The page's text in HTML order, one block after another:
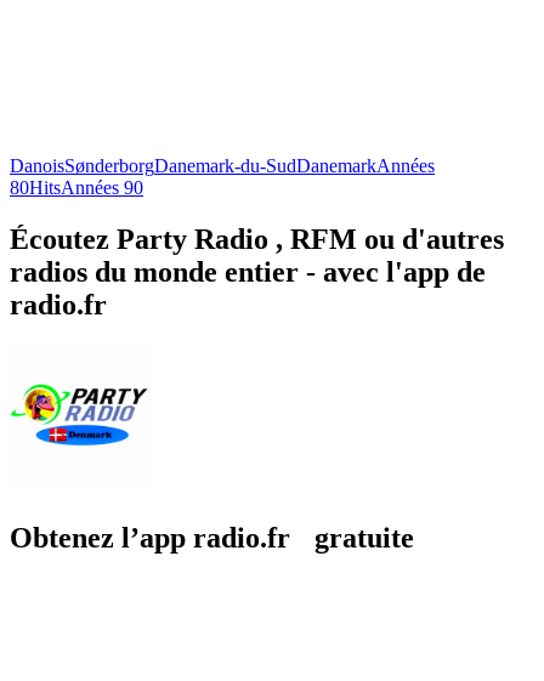
DanoisSønderborgDanemark-du-SudDanemarkAnnées
80HitsAnnées 90
Écoutez Party Radio , RFM ou d'autres
radios du monde entier - avec l'app de
radio.fr
Obtenez l’app radio.fr gratuite